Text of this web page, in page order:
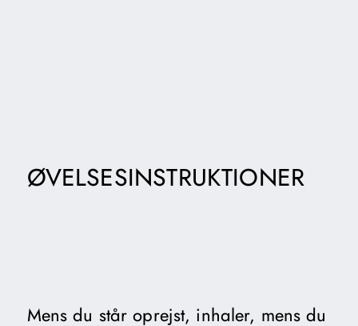
ØVELSESINSTRUKTIONER
Mens du står oprejst, inhaler, mens du